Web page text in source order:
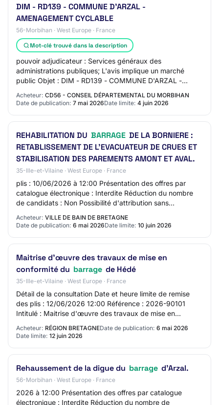
DIM - RD139 - COMMUNE D'ARZAL -
AMENAGEMENT CYCLABLE
56-Morbihan · West Europe · France
Mot-clé trouvé dans la description
pouvoir adjudicateur : Services généraux des
administrations publiques; L'avis implique un marché
public Objet : DIM - RD139 - COMMUNE D'ARZAL -
AMENAGEMENT CYCLABLE Réference acheteur :
26AQT09VEL T…
Acheteur: CD56 - CONSEIL DÉPARTEMENTAL DU MORBIHAN
Date de publication: 7 mai 2026Date limite: 4 juin 2026
REHABILITATION DU BARRAGE DE LA BORNIERE :
RETABLISSEMENT DE L'EVACUATEUR DE CRUES ET
STABILISATION DES PAREMENTS AMONT ET AVAL.
35-Ille-et-Vilaine · West Europe · France
plis : 10/06/2026 à 12:00 Présentation des offres par
catalogue électronique : Interdite Réduction du nombre
de candidats : Non Possibilité d'attribution sans
Acheteur: VILLE DE BAIN DE BRETAGNE
Date de publication: 6 mai 2026Date limite: 10 juin 2026
Maitrise d'œuvre des travaux de mise en
conformité du barrage de Hédé
35-Ille-et-Vilaine · West Europe · France
Détail de la consultation Date et heure limite de remise
des plis : 12/06/2026 12:00 Référence : 2026-90101
Intitulé : Maitrise d'œuvre des travaux de mise en
conformité du barrage de Hédé Objet : Ma…
Acheteur: RÉGION BRETAGNEDate de publication: 6 mai 2026
Date limite: 12 juin 2026
Rehaussement de la digue du barrage d'Arzal.
56-Morbihan · West Europe · France
2026 à 12:00 Présentation des offres par catalogue
électronique : Interdite Réduction du nombre de